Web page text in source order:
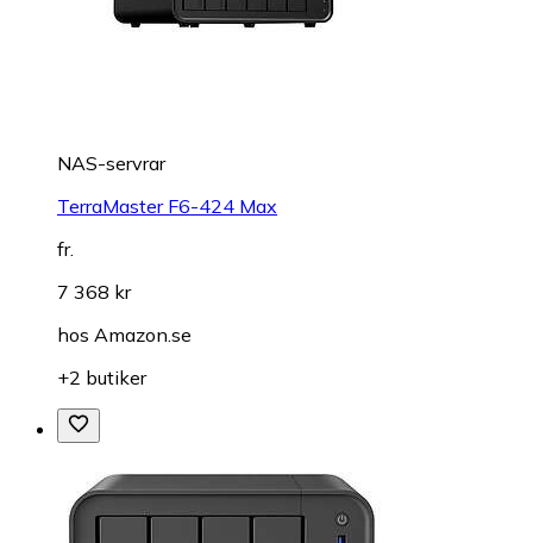
NAS-servrar
TerraMaster F6-424 Max
fr.
7 368 kr
hos Amazon.se
+2 butiker